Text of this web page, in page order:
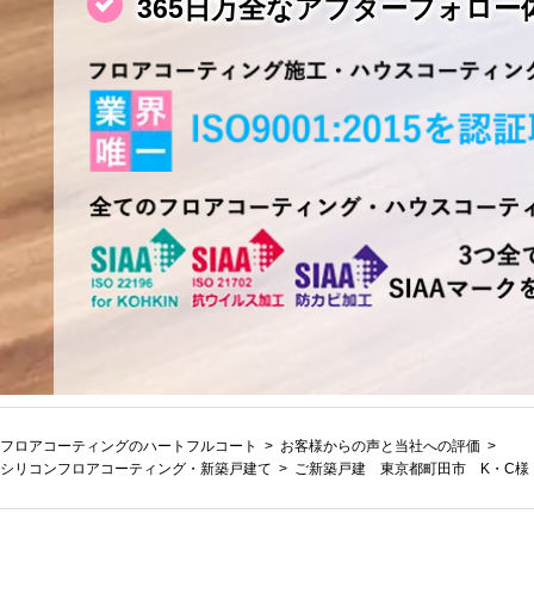
365日万全なアフターフォロー
フロアコーティングのハートフルコート
お客様からの声と当社への評価
シリコンフロアコーティング ・ 新築戸建て ご新築戸建 東京都町田市 K・C様